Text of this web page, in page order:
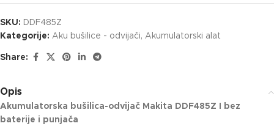
SKU: DDF485Z
Kategorije: Aku bušilice - odvijači, Akumulatorski alat
Share:
Opis
Akumulatorska bušilica-odvijač Makita DDF485Z I bez
baterije i punjača